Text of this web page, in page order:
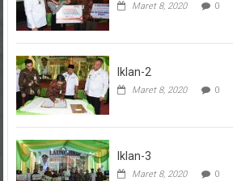
Maret 8, 2020 0
Iklan-2
Maret 8, 2020 0
Iklan-3
Maret 8, 2020 0